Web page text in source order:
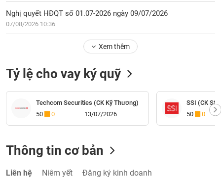
Nghị quyết HĐQT số 01.07-2026 ngày 09/07/2026
07/08/2026 10:36
Xem thêm
Tỷ lệ cho vay ký quỹ
Techcom Securities (CK Kỹ Thương)
50
0 13/07/2026
SSI (CK
50
0
Thông tin cơ bản
Liên hệ Niêm yết Đăng ký kinh doanh